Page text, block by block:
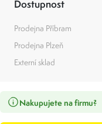
Dostupnost
Prodejna Příbram
Prodejna Plzeň
Externí sklad
Nakupujete na firmu?